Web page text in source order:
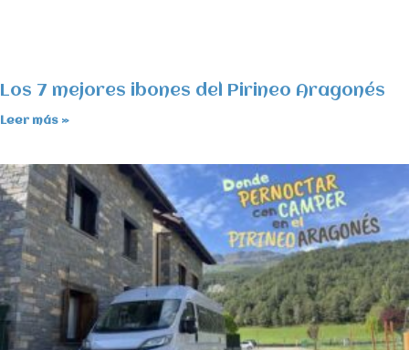
Los 7 mejores ibones del Pirineo Aragonés
Leer más »